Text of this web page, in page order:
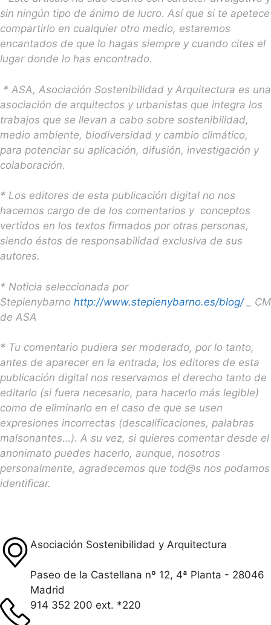
sin ningún tipo de ánimo de lucro. Así que si te apetece
compartirlo en cualquier otro medio, estaremos
encantados de que lo hagas siempre y cuando cites el
lugar donde lo has encontrado.
* ASA, Asociación Sostenibilidad y Arquitectura es una
asociación de arquitectos y urbanistas que integra los
trabajos que se llevan a cabo sobre sostenibilidad,
medio ambiente, biodiversidad y cambio climático,
para potenciar su aplicación, difusión, investigación y
colaboración.
* Los editores de esta publicación digital no nos
hacemos cargo de de los comentarios y conceptos
vertidos en los textos firmados por otras personas,
siendo éstos de responsabilidad exclusiva de sus
autores.
* Noticia seleccionada por
Stepienybarno http://www.stepienybarno.es/blog/_ CM
de ASA
* Tu comentario pudiera ser moderado, por lo tanto,
antes de aparecer en la entrada, los editores de esta
publicación digital nos reservamos el derecho tanto de
editarlo (si fuera necesario, para hacerlo más legible)
como de eliminarlo en el caso de que se usen
expresiones incorrectas (descalificaciones, palabras
malsonantes…). A su vez, si quieres comentar desde el
anonimato puedes hacerlo, aunque, nosotros
personalmente, agradecemos que tod@s nos podamos
identificar.
Asociación Sostenibilidad y Arquitectura
Paseo de la Castellana nº 12, 4ª Planta - 28046
Madrid
914 352 200 ext. *220